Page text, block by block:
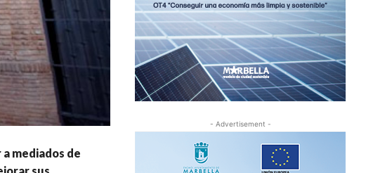
mediados de
sus
- Advertisement -